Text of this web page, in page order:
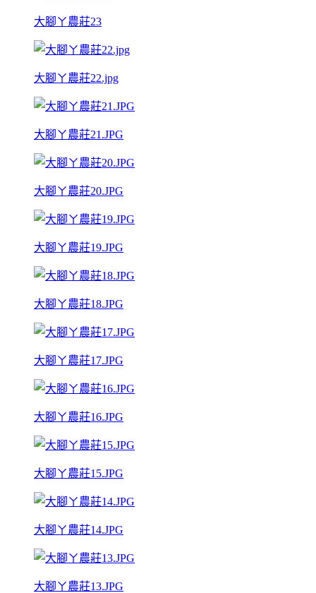
大腳ㄚ農莊23
大腳ㄚ農莊22.jpg
大腳ㄚ農莊21.JPG
大腳ㄚ農莊20.JPG
大腳ㄚ農莊19.JPG
大腳ㄚ農莊18.JPG
大腳ㄚ農莊17.JPG
大腳ㄚ農莊16.JPG
大腳ㄚ農莊15.JPG
大腳ㄚ農莊14.JPG
大腳ㄚ農莊13.JPG